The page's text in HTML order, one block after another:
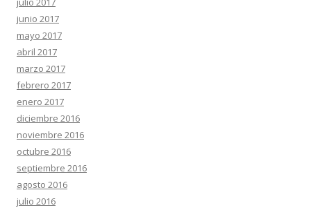
junio 2017
mayo 2017
abril 2017
marzo 2017
febrero 2017
enero 2017
diciembre 2016
noviembre 2016
octubre 2016
septiembre 2016
agosto 2016
julio 2016